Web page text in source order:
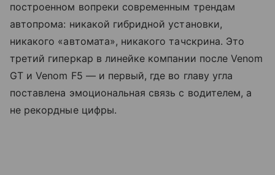
построенном вопреки современным трендам
автопрома: никакой гибридной установки,
никакого «автомата», никакого тачскрина. Это
третий гиперкар в линейке компании после Venom
GT и Venom F5 — и первый, где во главу угла
поставлена эмоциональная связь с водителем, а
не рекордные цифры.